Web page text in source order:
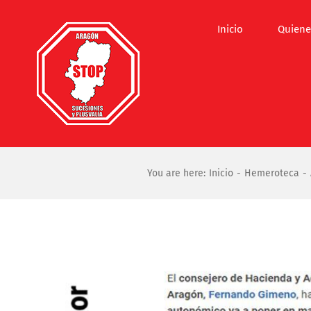
contenido
Inicio
You are here: Inicio Hemeroteca